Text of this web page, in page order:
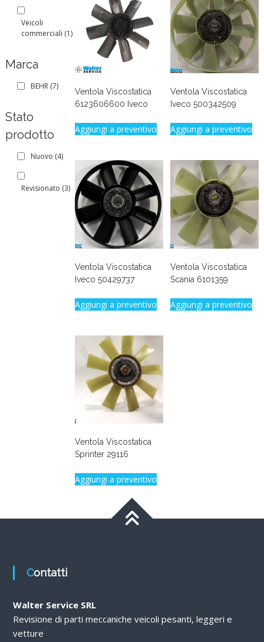
Ventola Viscostatica
6123606600 Iveco
Aggiungi a preventivo
Ventola Viscostatica
Iveco 500342509
Aggiungi a preventivo
Ventola Viscostatica
Iveco 50429737
Aggiungi a preventivo
Ventola Viscostatica
Scania 6101359
Aggiungi a preventivo
Ventola Viscostatica
Sprinter 29116
Aggiungi a preventivo
Veicoli
commerciali (1)
Marca
BEHR (7)
Stato
prodotto
Nuovo (4)
Revisionato (3)
Contatti
Walter Service SRL
Revisione di parti meccaniche veicoli pesanti, leggeri e
vetture